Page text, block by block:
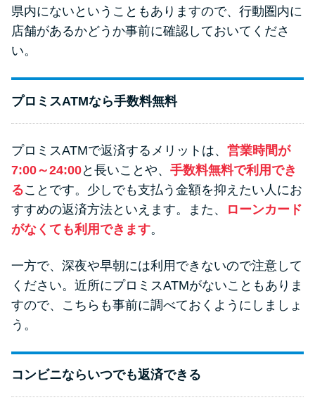
県内にないということもありますので、行動圏内に
店舗があるかどうか事前に確認しておいてくださ
い。
プロミスATMなら手数料無料
プロミスATMで返済するメリットは、 営業時間が
7:00～24:00と長いことや、 手数料無料で利用でき
ることです。少しでも支払う金額を抑えたい人にお
すすめの返済方法といえます。また、
ローンカード
がなくても利用できます。
一方で、深夜や早朝には利用できないので注意して
ください。近所にプロミスATMがないこともありま
すので、こちらも事前に調べておくようにしましょ
う。
コンビニならいつでも返済できる